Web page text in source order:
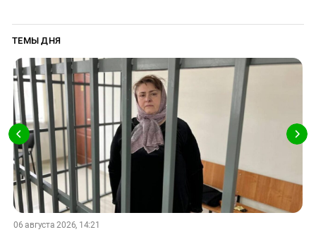
ТЕМЫ ДНЯ
06 августа 2026, 14:21